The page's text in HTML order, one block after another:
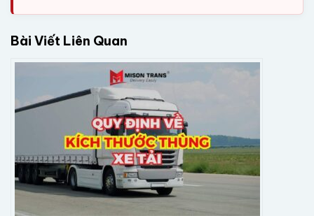
Bài Viết Liên Quan